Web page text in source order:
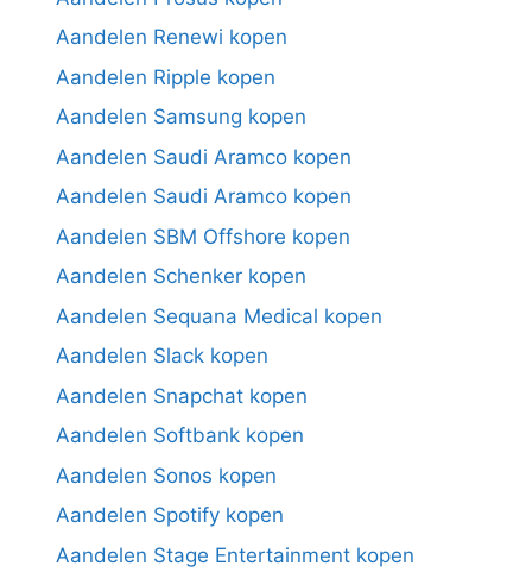
Aandelen Renewi kopen
Aandelen Ripple kopen
Aandelen Samsung kopen
Aandelen Saudi Aramco kopen
Aandelen Saudi Aramco kopen
Aandelen SBM Offshore kopen
Aandelen Schenker kopen
Aandelen Sequana Medical kopen
Aandelen Slack kopen
Aandelen Snapchat kopen
Aandelen Softbank kopen
Aandelen Sonos kopen
Aandelen Spotify kopen
Aandelen Stage Entertainment kopen